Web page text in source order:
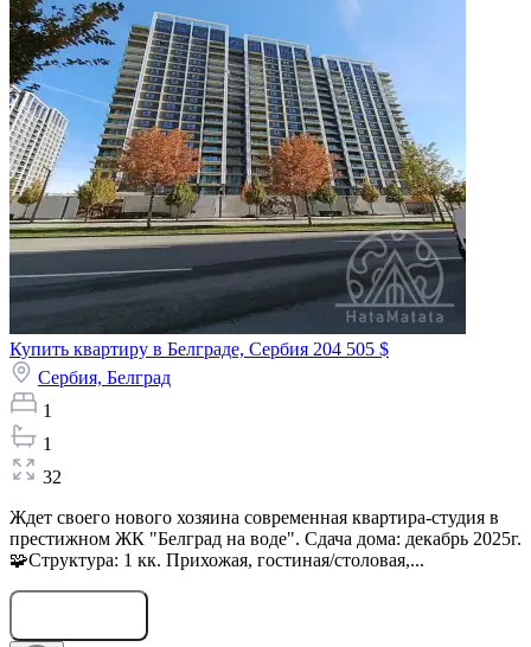
Купить квартиру в Белграде, Сербия 204 505 $
Сербия, Белград
1
1
32
Ждет своего нового хозяина современная квартира-студия в
престижном ЖК "Белград на воде". Сдача дома: декабрь 2025г.
🧩Структура: 1 кк. Прихожая, гостиная/столовая,...